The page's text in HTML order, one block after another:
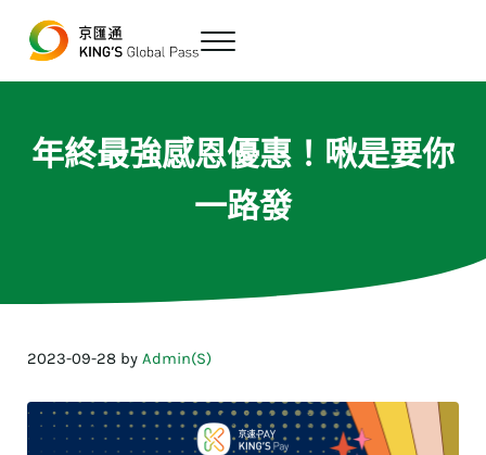
京匯通 官方網站
Menu
年終最強感恩優惠！啾是要你
一路發
2023-09-28 by Admin(S)